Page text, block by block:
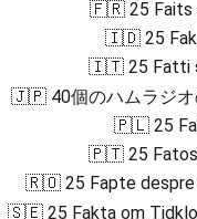
🇫🇷 25 Faits
🇮🇩 25
🇮🇹 25 Fatti
🇯🇵 40個のハムラジオ
🇵🇱 25
🇵🇹 25 Fatos
🇷🇴 25 Fapte despre
🇸🇪 25 Fakta om